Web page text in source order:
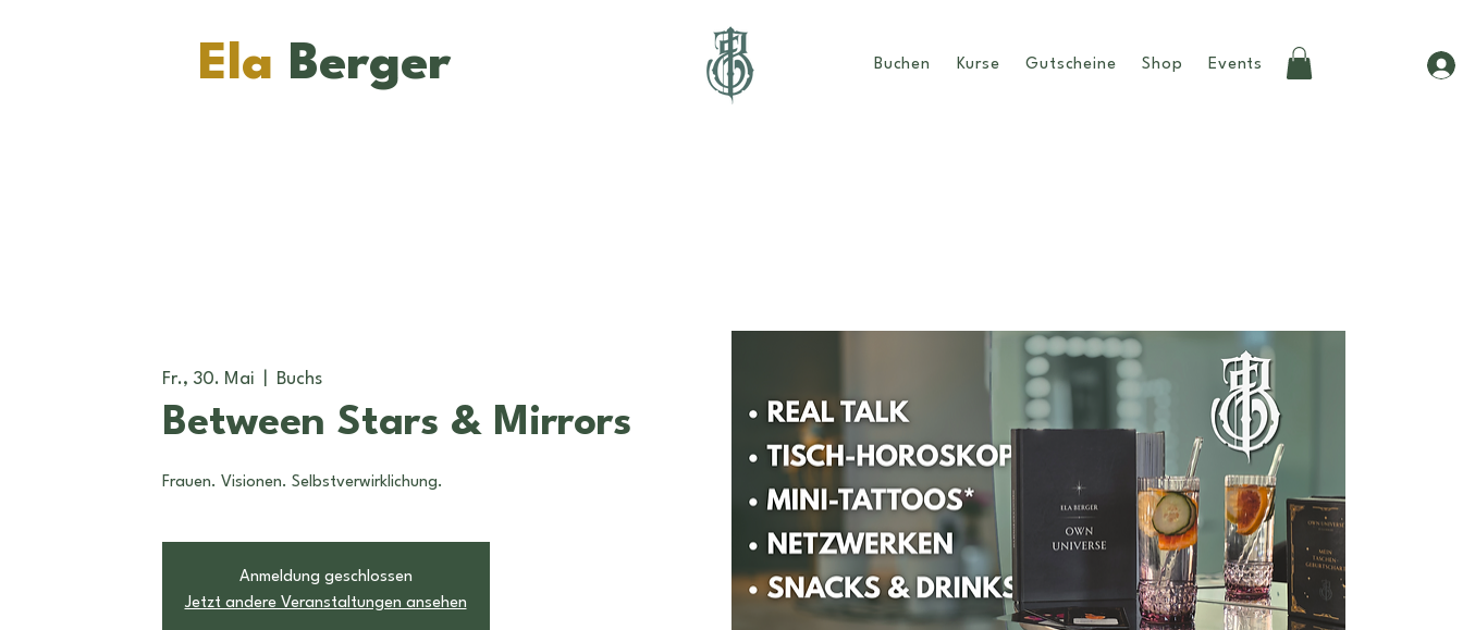
Ela Berger Buchen Kurse Gutscheine Shop Events
Fr., 30. Mai Buchs
Between Stars & Mirrors
Anmeldung geschlossen
Jetzt andere Veranstaltungen ansehen